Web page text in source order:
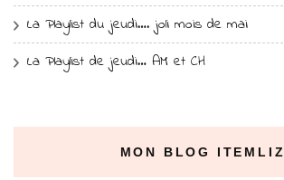
La Playlist du jeudi…. joli mois de mai
La Playlist de jeudi… AM et CH
MON BLOG ITEMLIZ